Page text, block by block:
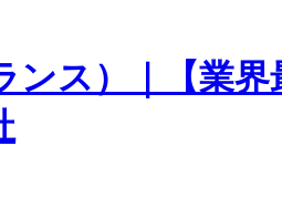
ス）｜【業